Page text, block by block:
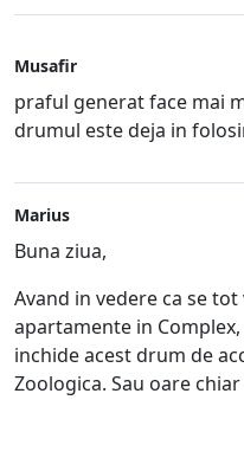
Musafir
praful generat face mai
drumul este deja in
Marius
Buna ziua,
Avand in vedere ca se
apartamente in
inchide acest drum de
Zoologica. Sau oare